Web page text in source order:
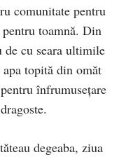
comunitate pentru
toamnă. Din
de cu seara ultimile
topită din omăt
înfrumuseţare
degeaba, ziua